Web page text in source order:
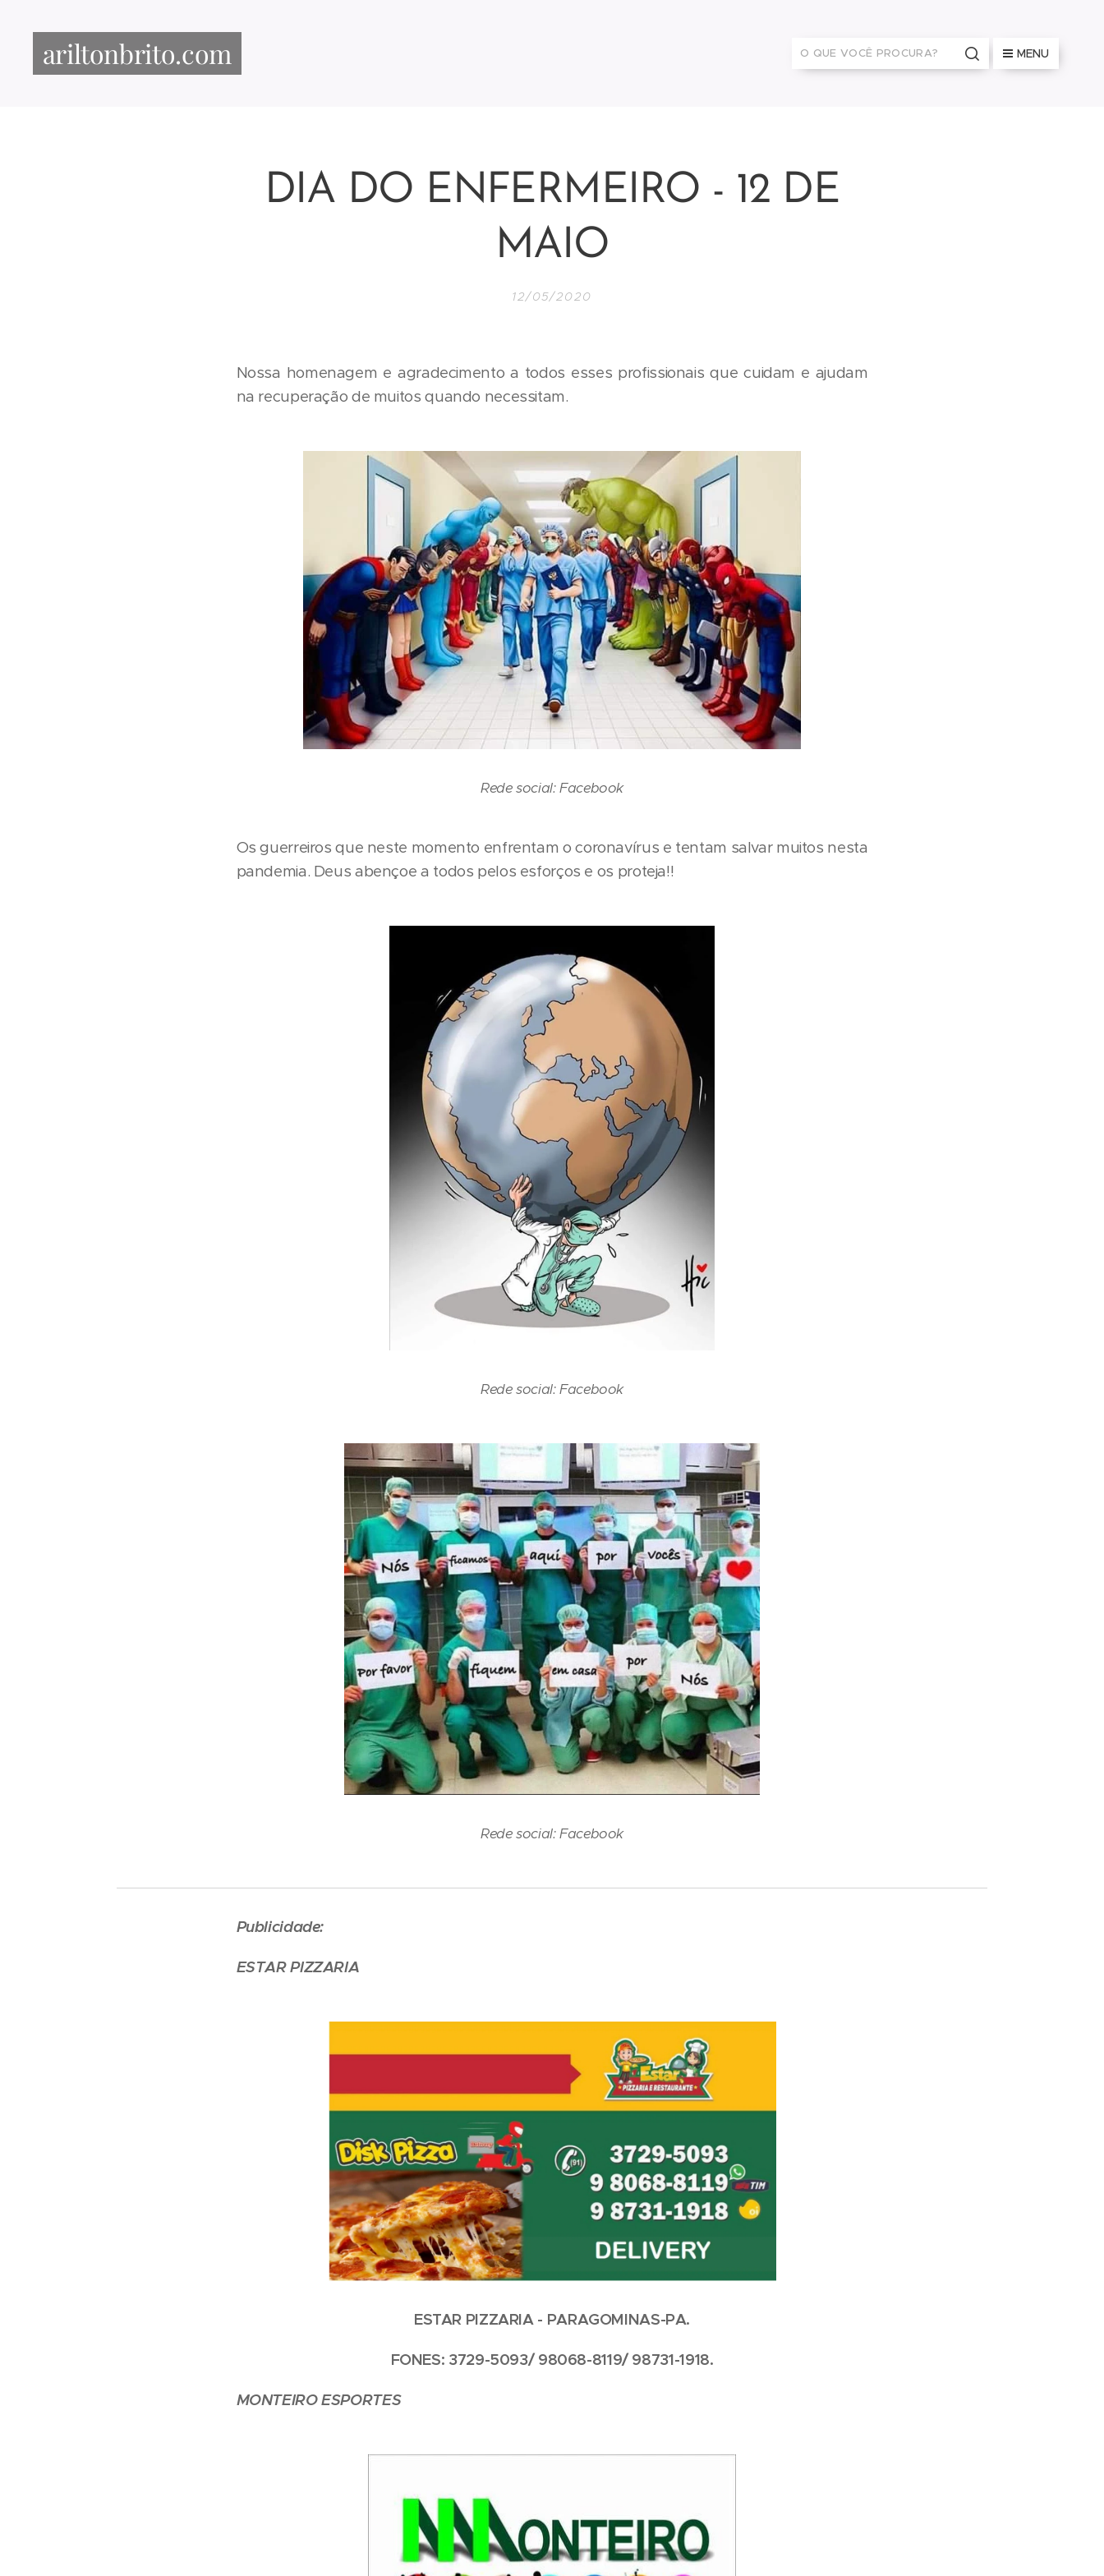
ariltonbrito.com MENU
DIA DO ENFERMEIRO - 12 DE
MAIO
12/05/2020
Nossa homenagem e agradecimento a todos esses profissionais que cuidam e ajudam
na recuperação de muitos quando necessitam.
Rede social: Facebook
Os guerreiros que neste momento enfrentam o coronavírus e tentam salvar muitos nesta
pandemia. Deus abençoe a todos pelos esforços e os proteja!!
Rede social: Facebook
Rede social: Facebook
Publicidade:
ESTAR PIZZARIA
ESTAR PIZZARIA - PARAGOMINAS-PA.
FONES: 3729-5093/ 98068-8119/ 98731-1918.
MONTEIRO ESPORTES